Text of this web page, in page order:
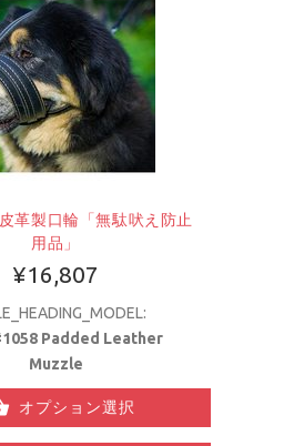
革製口輪「無駄吠え防止
用品」
¥16,807
Padded Leather
Muzzle
オプション選択